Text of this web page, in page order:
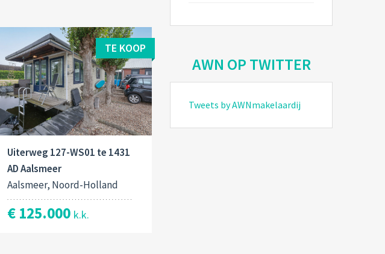
TE KOOP
Uiterweg 127-WS01 te 1431
AD Aalsmeer
Aalsmeer, Noord-Holland
€ 125.000 k.k.
AWN OP TWITTER
Tweets by AWNmakelaardij